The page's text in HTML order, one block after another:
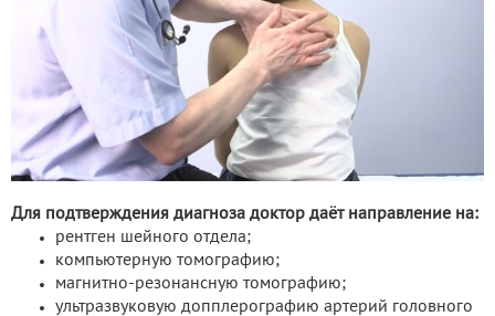
Для подтверждения диагноза доктор даёт направление на:
рентген шейного отдела;
компьютерную томографию;
магнитно-резонансную томографию;
ультразвуковую допплерографию артерий головного